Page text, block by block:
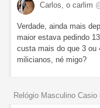
Carlos, o carlim
Verdade, ainda mais
maior estava pedindo
custa mais do que 3
milicianos, né migo?
Relógio Masculino